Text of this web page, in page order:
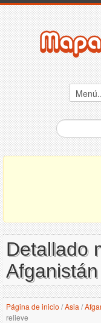
Detallado
Página de inicio /Asia /
relieve